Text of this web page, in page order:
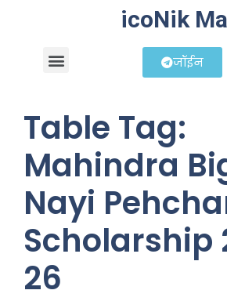
icoNik
जॉईन
Table Tag:
Mahindra
Nayi
Scholarship
26